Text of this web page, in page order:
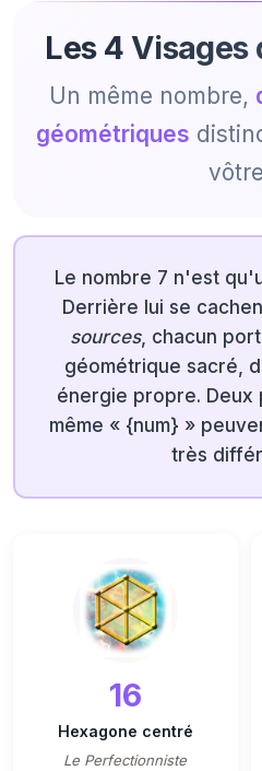
Les 4 Visages
Un même nombre,
géométriques
Le nombre 7 n'est
Derrière lui se
sources, chacun
géométrique sacré,
énergie propre. Deux
même « {num} »
très
16
Hexagone centré
Le Perfectionniste